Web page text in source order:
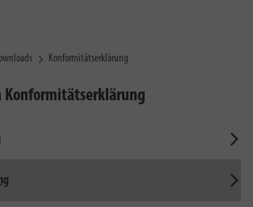
Konformitätserklärung
Konformitätserklärung